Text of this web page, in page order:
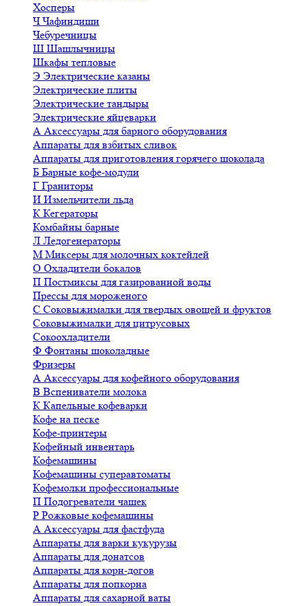
Хосперы
ЧЧафиндиши
Чебуречницы
Ш Шашлычницы
Шкафы тепловые
Э Электрические казаны
Электрические плиты
Электрические тандыры
Электрические яйцеварки
А Аксессуары для барного оборудования
Аппараты для взбитых сливок
Аппараты для приготовления горячего шоколада
Б Барные кофе-модули
Г Граниторы
И Измельчители льда
К Кегераторы
Комбайны барные
Л Ледогенераторы
М Миксеры для молочных коктейлей
О Охладители бокалов
П Постмиксы для газированной воды
Прессы для мороженого
С Соковыжималки для твердых овощей и фруктов
Соковыжималки для цитрусовых
Сокоохладители
Ф Фонтаны шоколадные
Фризеры
А Аксессуары для кофейного оборудования
В Вспениватели молока
К Капельные кофеварки
Кофе на песке
Кофе-принтеры
Кофейный инвентарь
Кофемашины
Кофемашины суперавтоматы
Кофемолки профессиональные
П Подогреватели чашек
Р Рожковые кофемашины
А Аксессуары для фастфуда
Аппараты для варки кукурузы
Аппараты для донатсов
Аппараты для корн-догов
Аппараты для попкорна
Аппараты для сахарной ваты